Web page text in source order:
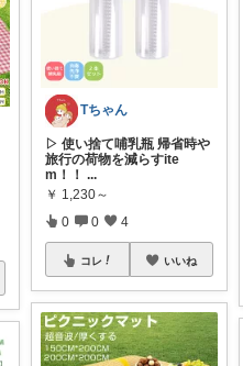
Tちゃん
▷ 使い捨て哺乳瓶 帰省時や
旅行の荷物を減らすite
m！！...
￥ 1,230～
0 0 4
コレ いいね